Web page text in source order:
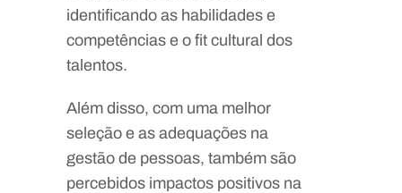
identificando as habilidades e
competências e o fit cultural dos
talentos.
Além disso, com uma melhor
seleção e as adequações na
gestão de pessoas, também são
percebidos impactos positivos na